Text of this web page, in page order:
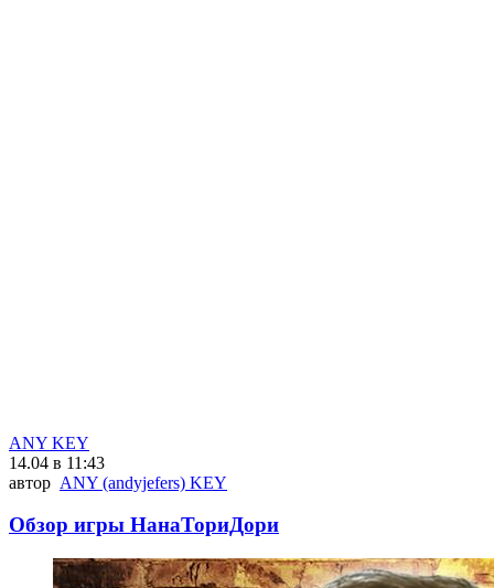
ANY KEY
14.04 в 11:43
автор ANY (andyjefers) KEY
Обзор игры НанаТориДори